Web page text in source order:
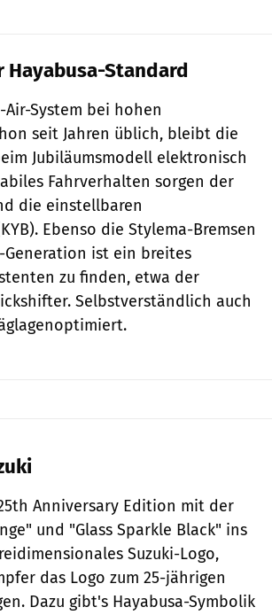
Hayabusa-Standard
System bei hohen
seit Jahren üblich, bleibt die
Jubiläumsmodell elektronisch
Fahrverhalten sorgen der
die einstellbaren
Ebenso die Stylema-Bremsen
ist ein breites
zu finden, etwa der
Selbstverständlich auch
Anniversary Edition mit der
und "Glass Sparkle Black" ins
Suzuki-Logo,
das Logo zum 25-jährigen
Dazu gibt's Hayabusa-Symbolik